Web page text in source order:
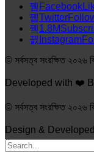
Facebook
Twitter
1.8M
Instagram
© সর্বসত্ব সংরক্ষিত
Developed with ❤️
© সর্বসত্ব সংরক্ষিত
Design &